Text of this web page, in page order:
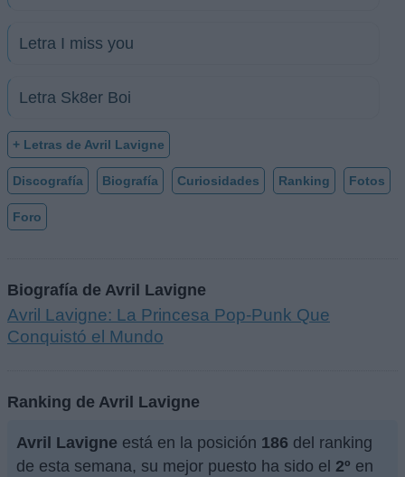
Letra I miss you
Letra Sk8er Boi
+ Letras de Avril Lavigne
Discografía Biografía Curiosidades Ranking Fotos
Foro
Biografía de Avril Lavigne
Avril Lavigne: La Princesa Pop-Punk Que
Conquistó el Mundo
Ranking de Avril Lavigne
Avril Lavigne está en la posición 186 del ranking
de esta semana, su mejor puesto ha sido el 2º en